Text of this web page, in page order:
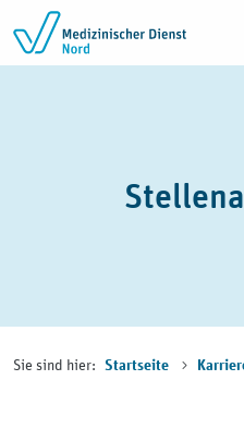
Zum Inhalt springen
Sie sind hier: Startseite